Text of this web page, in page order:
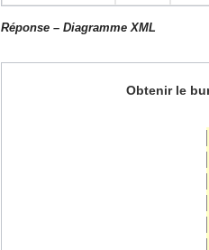
Réponse – Diagramme XML
Obtenir le